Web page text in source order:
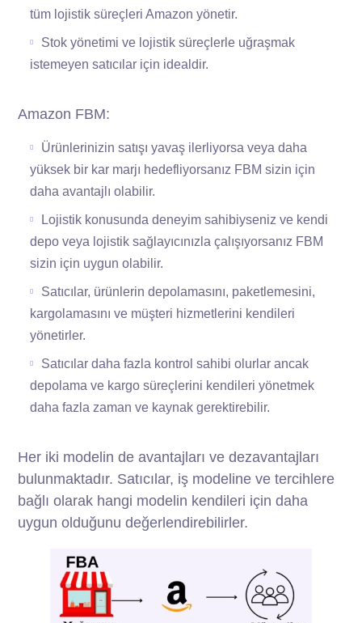
tüm lojistik süreçleri Amazon yönetir.
Stok yönetimi ve lojistik süreçlerle uğraşmak
istemeyen satıcılar için idealdir.
Amazon FBM:
Ürünlerinizin satışı yavaş ilerliyorsa veya daha
yüksek bir kar marjı hedefliyorsanız FBM sizin için
daha avantajlı olabilir.
Lojistik konusunda deneyim sahibiyseniz ve kendi
depo veya lojistik sağlayıcınızla çalışıyorsanız FBM
sizin için uygun olabilir.
Satıcılar, ürünlerin depolamasını, paketlemesini,
kargolamasını ve müşteri hizmetlerini kendileri
yönetirler.
Satıcılar daha fazla kontrol sahibi olurlar ancak
depolama ve kargo süreçlerini kendileri yönetmek
daha fazla zaman ve kaynak gerektirebilir.
Her iki modelin de avantajları ve dezavantajları
bulunmaktadır. Satıcılar, iş modeline ve tercihlere
bağlı olarak hangi modelin kendileri için daha
uygun olduğunu değerlendirebilirler.